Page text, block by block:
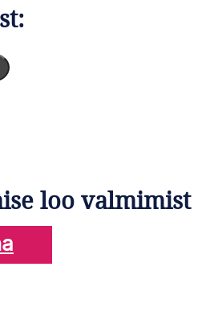
loo valmimist